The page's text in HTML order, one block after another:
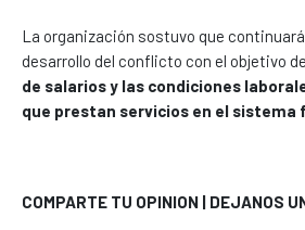
La organización sostuvo que
desarrollo del conflicto con el objetivo de
de salarios y las condiciones
que prestan servicios en el sistema
COMPARTE TU OPINION | DEJANOS